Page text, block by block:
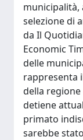
municipalità,
selezione di
da Il
Economic
delle
rappresenta
della
detiene
primato
sarebbe